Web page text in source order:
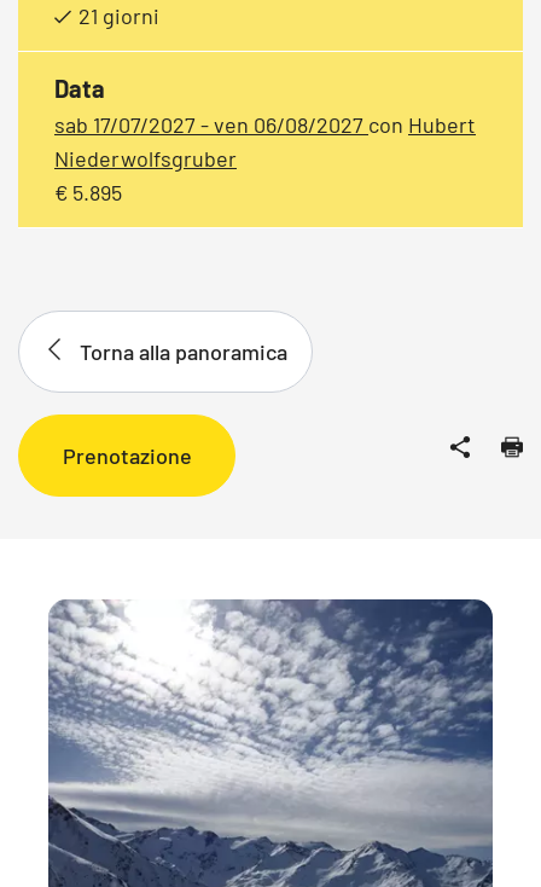
21 giorni
Data
sab 17/07/2027 - ven 06/08/2027 con Hubert
Niederwolfsgruber
€ 5.895
Torna alla panoramica
Prenotazione